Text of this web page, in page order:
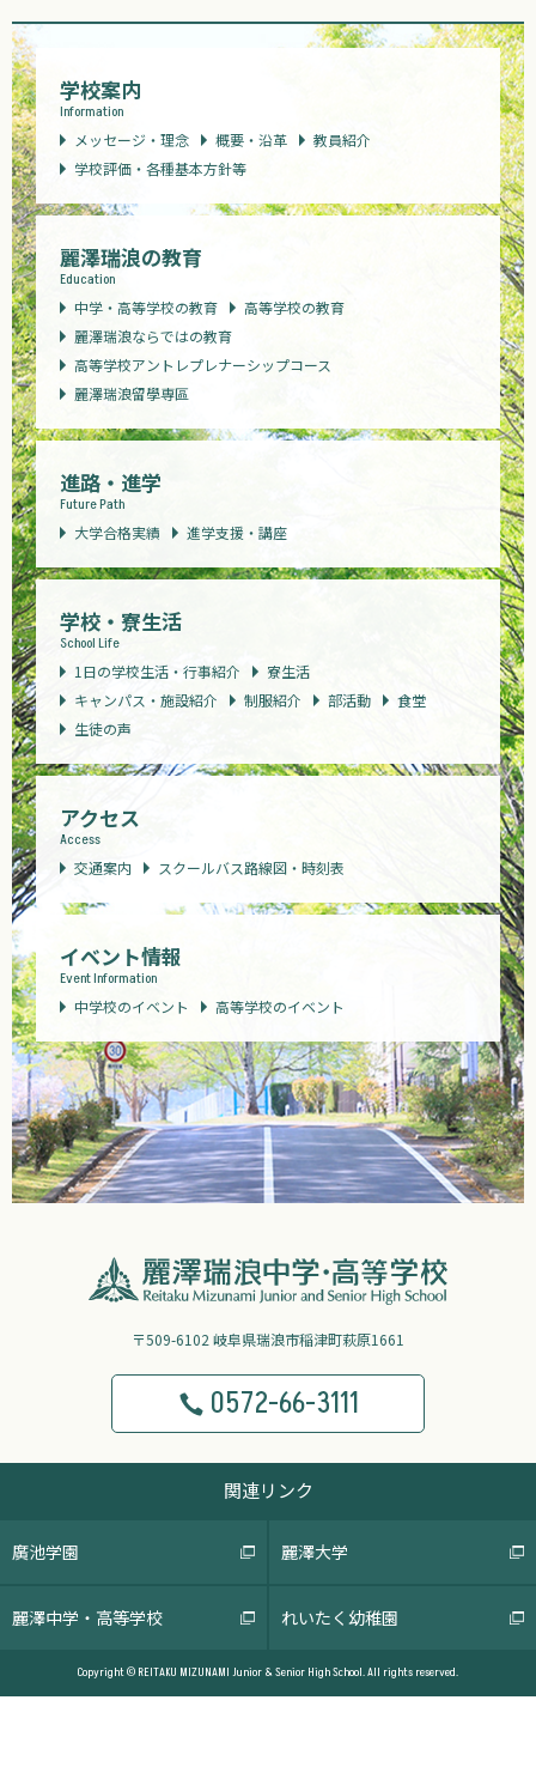
学校案内
Information
メッセージ・理念
概要・沿革
教員紹介
学校評価・各種基本方針等
麗澤瑞浪の教育
Education
中学・高等学校の教育
高等学校の教育
麗澤瑞浪ならではの教育
高等学校アントレプレナーシップコース
麗澤瑞浪留學専區
進路・進学
Future Path
大学合格実績
進学支援・講座
学校・寮生活
School Life
1日の学校生活・行事紹介
寮生活
キャンパス・施設紹介
制服紹介 部活動
食堂
生徒の声
アクセス
Access
交通案内
スクールバス路線図・時刻表
イベント情報
Event Information
中学校のイベント
高等学校のイベント
〒509-6102 岐阜県瑞浪市稲津町萩原1661
0572-66-3111
関連リンク
廣池学園 麗澤大学
麗澤中学・高等学校 れいたく幼稚園
Copyright © REITAKU MIZUNAMI Junior & Senior High School. All rights reserved.